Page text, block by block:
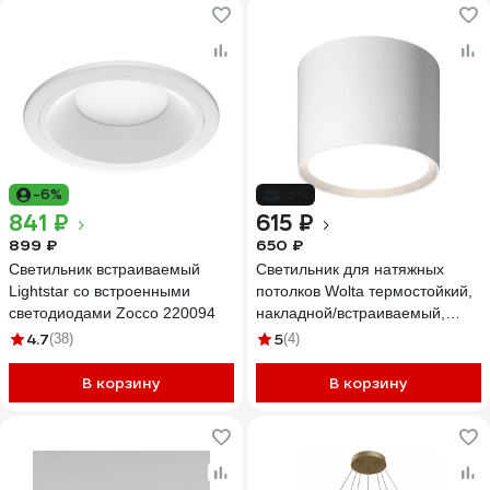
-6%
841 ₽
899 ₽
Светильник встраиваемый
Lightstar со встроенными
светодиодами Zocco 220094
4.7(38)
В корзину
615 ₽
650 ₽
Светильник для натяжных
потолков Wolta термостойкий,
накладной/встраиваемый,
корпус по лампу GX53, до 20
5(4)
В корзину